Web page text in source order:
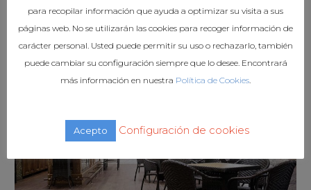
para recopilar información que ayuda a optimizar su visita a sus
páginas web. No se utilizarán las cookies para recoger información de
carácter personal. Usted puede permitir su uso o rechazarlo, también
puede cambiar su configuración siempre que lo desee. Encontrará
más información en nuestra Política de Cookies.
Acepto Configuración de cookies